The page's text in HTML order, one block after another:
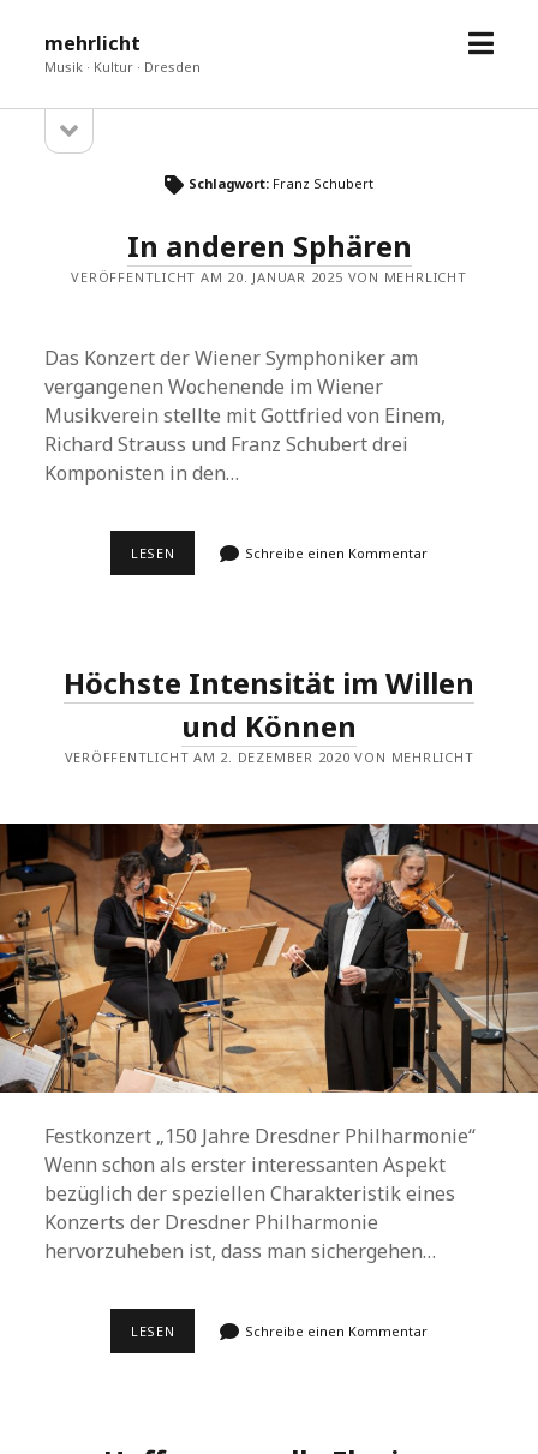
mehrlicht
Musik · Kultur · Dresden
Menü
Sidebar
öffnen
Schlagwort: Franz Schubert
In anderen Sphären
VERÖFFENTLICHT AM 20. JANUAR 2025 VON MEHRLICHT
Das Konzert der Wiener Symphoniker am
vergangenen Wochenende im Wiener
Musikverein stellte mit Gottfried von Einem,
Richard Strauss und Franz Schubert drei
Komponisten in den…
LESEN Schreibe einen Kommentar
Höchste Intensität im Willen
und Können
VERÖFFENTLICHT AM 2. DEZEMBER 2020 VON MEHRLICHT
Festkonzert „150 Jahre Dresdner Philharmonie“
Wenn schon als erster interessanten Aspekt
bezüglich der speziellen Charakteristik eines
Konzerts der Dresdner Philharmonie
hervorzuheben ist, dass man sichergehen…
LESEN HÖCHSTE Schreibe einen Kommentar